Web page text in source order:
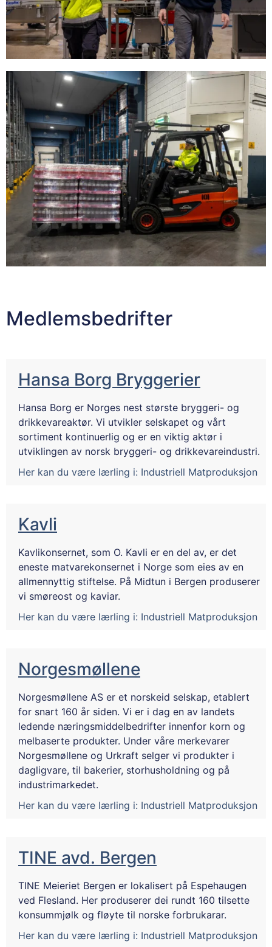
Medlemsbedrifter
Hansa Borg Bryggerier
Hansa Borg er Norges nest største bryggeri- og
drikkevareaktør. Vi utvikler selskapet og vårt
sortiment kontinuerlig og er en viktig aktør i
utviklingen av norsk bryggeri- og drikkevareindustri.
Her kan du være lærling i: Industriell Matproduksjon
Kavli
Kavlikonsernet, som O. Kavli er en del av, er det
eneste matvarekonsernet i Norge som eies av en
allmennyttig stiftelse. På Midtun i Bergen produserer
vi smøreost og kaviar.
Her kan du være lærling i: Industriell Matproduksjon
Norgesmøllene
Norgesmøllene AS er et norskeid selskap, etablert
for snart 160 år siden. Vi er i dag en av landets
ledende næringsmiddelbedrifter innenfor korn og
melbaserte produkter. Under våre merkevarer
Norgesmøllene og Urkraft selger vi produkter i
dagligvare, til bakerier, storhusholdning og på
industrimarkedet.
Her kan du være lærling i: Industriell Matproduksjon
TINE avd. Bergen
TINE Meieriet Bergen er lokalisert på Espehaugen
ved Flesland. Her produserer dei rundt 160 tilsette
konsummjølk og fløyte til norske forbrukarar.
Her kan du være lærling i: Industriell Matproduksjon